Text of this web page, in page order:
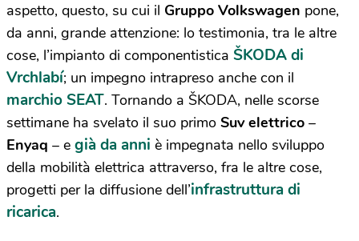
aspetto, questo, su cui il Gruppo Volkswagen pone,
da anni, grande attenzione: lo testimonia, tra le altre
cose, l’impianto di componentistica ŠKODA di
Vrchlabí; un impegno intrapreso anche con il
marchio SEAT. Tornando a ŠKODA, nelle scorse
settimane ha svelato il suo primo Suv elettrico –
Enyaq – e già da anni è impegnata nello sviluppo
della mobilità elettrica attraverso, fra le altre cose,
progetti per la diffusione dell’infrastruttura di
ricarica.